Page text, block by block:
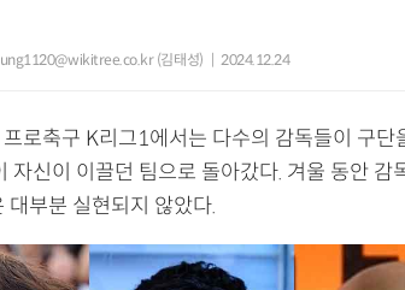
(김태성) 2024.12.24
로축구 K리그1에서는 다수의 감독들이 구단
자신이 이끌던 팀으로 돌아갔다. 겨울 동안 감
대부분 실현되지 않았다.